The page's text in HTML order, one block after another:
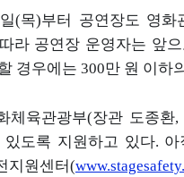
일(목)부터 공연장도 영
라 공연장 운영자는 앞
경우에는 300만 원 이하
체육관광부(장관 도종환,
있도록 지원하고 있다. 아
지원센터(